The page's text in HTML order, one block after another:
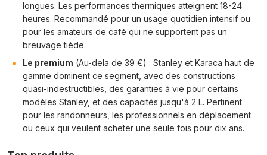
longues. Les performances thermiques atteignent 18-24
heures. Recommandé pour un usage quotidien intensif ou
pour les amateurs de café qui ne supportent pas un
breuvage tiède.
Le premium (Au-dela de 39 €) : Stanley et Karaca haut de
gamme dominent ce segment, avec des constructions
quasi-indestructibles, des garanties à vie pour certains
modèles Stanley, et des capacités jusqu'à 2 L. Pertinent
pour les randonneurs, les professionnels en déplacement
ou ceux qui veulent acheter une seule fois pour dix ans.